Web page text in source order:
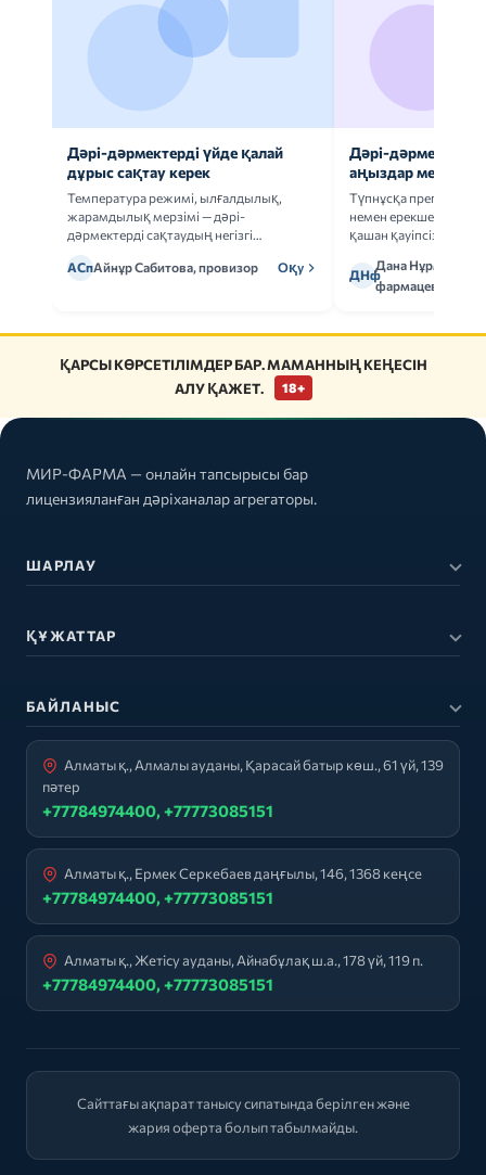
Дәрі-дәрмектерді үйде қалай
дұрыс сақтау керек
Температура режимі, ылғалдылық,
жарамдылық мерзімі — дәрі-
дәрмектерді сақтаудың негізгі
АСпАйнұр Сабитова, провизор Оқу
Дәрі-дәрмек
аңыздар мен
Түпнұсқа
немен ерекшеленеді
қашан қауіпсіз.
ДНф
Дана
фармацевт
ҚАРСЫ КӨРСЕТІЛІМДЕР БАР. МАМАННЫҢ КЕҢЕСІН
АЛУ ҚАЖЕТ.
18+
МИР-ФАРМА — онлайн тапсырысы бар
лицензияланған дәріханалар агрегаторы.
ШАРЛАУ
ҚҰЖАТТАР
БАЙЛАНЫС
Алматы қ., Алмалы ауданы, Қарасай батыр көш., 61 үй, 139
пәтер
+77784974400, +77773085151
Алматы қ., Ермек Серкебаев даңғылы, 146, 1368 кеңсе
+77784974400, +77773085151
Алматы қ., Жетісу ауданы, Айнабұлақ ш.а., 178 үй, 119 п.
+77784974400, +77773085151
Сайттағы ақпарат танысу сипатында берілген және
жария оферта болып табылмайды.